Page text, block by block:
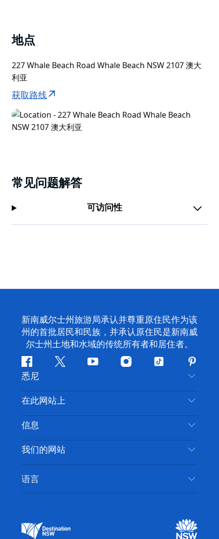
地点
227 Whale Beach Road Whale Beach NSW 2107 澳大
利亚
获取路线
常见问题解答
可访问性
新南威尔士州旅游局承认并尊重原住民作为该
州的首批居民和民族，并承认原住民是新南威
尔士州土地和水域的传统所有者和居住者。
Facebook叽
喳
喳
YouTubeInstagram
抖
悉尼
联系我们
免责声明
隐私
Cookie 通知
在此网站上
目的地
推荐活动
新南威尔士州公路旅行
活动
住宿
信息
旅行信息
无障碍悉尼
列出您的业务
我们的网站
新南威尔士州旅游局媒体中心
语言